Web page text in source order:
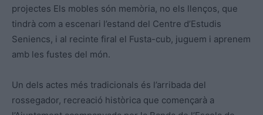
projectes Els mobles són memòria, no els llenços, que
tindrà com a escenari l’estand del Centre d’Estudis
Seniencs, i al recinte firal el Fusta-cub, juguem i aprenem
amb les fustes del món.
Un dels actes més tradicionals és l’arribada del
rossegador, recreació històrica que començarà a